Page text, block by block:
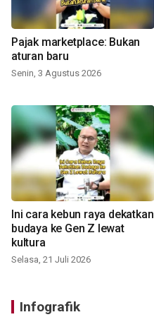
Pajak marketplace: Bukan
aturan baru
Senin, 3 Agustus 2026
Ini cara kebun raya dekatkan
budaya ke Gen Z lewat
kultura
Selasa, 21 Juli 2026
Infografik